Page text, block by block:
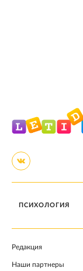
ПСИХОЛОГИЯ
Редакция
Наши партнеры